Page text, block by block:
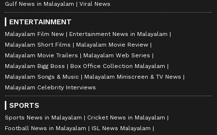
Gulf News in Malayalam
Viral News
ENTERTAINMENT
Malayalam Film New
Entertainment News in Malayalam
Malayalam Short Films
Malayalam Movie Review
Malayalam Movie Trailers
Malayalam Web Series
Malayalam Bigg Boss
Box Office Collection Malayalam
Malayalam Songs & Music
Malayalam Miniscreen & TV News
Malayalam Celebrity Interviews
SPORTS
Sports News in Malayalam
Cricket News in Malayalam
Football News in Malayalam
ISL News Malayalam